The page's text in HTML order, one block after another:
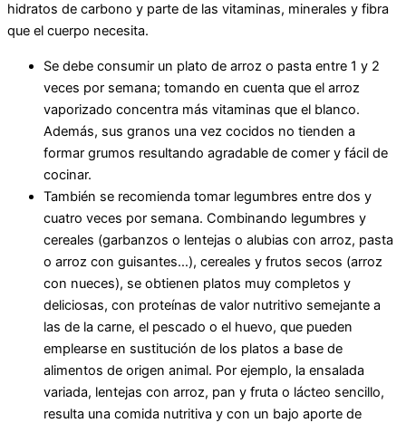
hidratos de carbono y parte de las vitaminas, minerales y fibra
que el cuerpo necesita.
Se debe consumir un plato de arroz o pasta entre 1 y 2
veces por semana; tomando en cuenta que el arroz
vaporizado concentra más vitaminas que el blanco.
Además, sus granos una vez cocidos no tienden a
formar grumos resultando agradable de comer y fácil de
cocinar.
También se recomienda tomar legumbres entre dos y
cuatro veces por semana. Combinando legumbres y
cereales (garbanzos o lentejas o alubias con arroz, pasta
o arroz con guisantes…), cereales y frutos secos (arroz
con nueces), se obtienen platos muy completos y
deliciosas, con proteínas de valor nutritivo semejante a
las de la carne, el pescado o el huevo, que pueden
emplearse en sustitución de los platos a base de
alimentos de origen animal. Por ejemplo, la ensalada
variada, lentejas con arroz, pan y fruta o lácteo sencillo,
resulta una comida nutritiva y con un bajo aporte de